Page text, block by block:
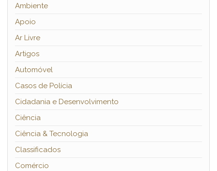
Ambiente
Apoio
Ar Livre
Artigos
Automóvel
Casos de Polícia
Cidadania e Desenvolvimento
Ciência
Ciência & Tecnologia
Classificados
Comércio